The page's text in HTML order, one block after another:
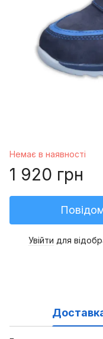
Немає в наявності
1 920 грн
Увійти для